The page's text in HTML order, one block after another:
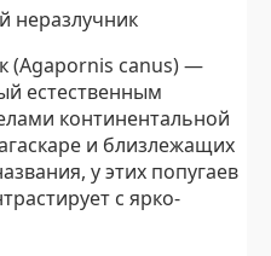
(Agapornis canus) —
естественным
континентальной
и близлежащих
у этих попугаев
с ярко-